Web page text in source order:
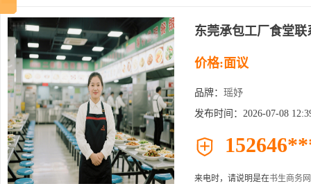
东莞承包工厂食堂
价格:面议
品牌： 瑶妤
发布时间：2026-07-08

来电时，请说明是在书生商务网